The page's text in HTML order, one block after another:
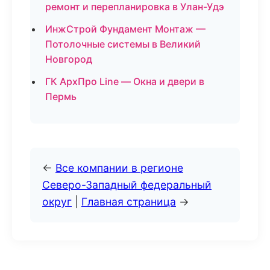
ремонт и перепланировка в Улан-Удэ
ИнжСтрой Фундамент Монтаж —
Потолочные системы в Великий
Новгород
ГК АрхПро Line — Окна и двери в
Пермь
← Все компании в регионе
Северо-Западный федеральный
округ
Главная страница →